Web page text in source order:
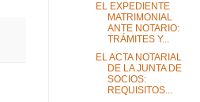
EL EXPEDIENTE
MATRIMONIAL
ANTE NOTARIO:
TRÁMITES Y...
EL ACTA NOTARIAL
DE LA JUNTA DE
SOCIOS:
REQUISITOS...